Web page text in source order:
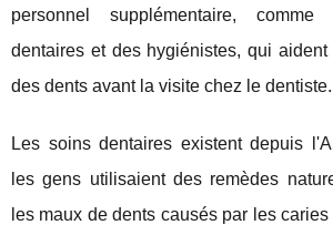
personnel supplémentaire, comme
dentaires et des hygiénistes, qui
des dents avant la visite chez le dentiste.
Les soins dentaires existent depuis
les gens utilisaient des remèdes
les maux de dents causés par les